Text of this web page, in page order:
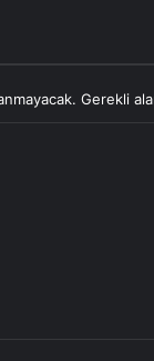
Gerekli